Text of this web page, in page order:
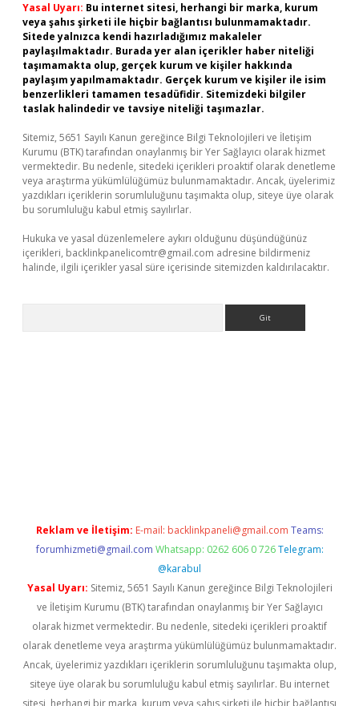
Yasal Uyarı: Bu internet sitesi, herhangi bir marka, kurum
veya şahıs şirketi ile hiçbir bağlantısı bulunmamaktadır.
Sitede yalnızca kendi hazırladığımız makaleler
paylaşılmaktadır. Burada yer alan içerikler haber niteliği
taşımamakta olup, gerçek kurum ve kişiler hakkında
paylaşım yapılmamaktadır. Gerçek kurum ve kişiler ile isim
benzerlikleri tamamen tesadüfidir. Sitemizdeki bilgiler
taslak halindedir ve tavsiye niteliği taşımazlar.
Sitemiz, 5651 Sayılı Kanun gereğince Bilgi Teknolojileri ve İletişim
Kurumu (BTK) tarafından onaylanmış bir Yer Sağlayıcı olarak hizmet
vermektedir. Bu nedenle, sitedeki içerikleri proaktif olarak denetleme
veya araştırma yükümlülüğümüz bulunmamaktadır. Ancak, üyelerimiz
yazdıkları içeriklerin sorumluluğunu taşımakta olup, siteye üye olarak
bu sorumluluğu kabul etmiş sayılırlar.
Hukuka ve yasal düzenlemelere aykırı olduğunu düşündüğünüz
içerikleri, backlinkpanelicomtr@gmail.com adresine bildirmeniz
halinde, ilgili içerikler yasal süre içerisinde sitemizden kaldırılacaktır.
Reklam ve İletişim: E-mail: backlinkpaneli@gmail.com Teams:
forumhizmeti@gmail.com Whatsapp: 0262 606 0 726 Telegram:
@karabul
Yasal Uyarı: Sitemiz, 5651 Sayılı Kanun gereğince Bilgi Teknolojileri
ve İletişim Kurumu (BTK) tarafından onaylanmış bir Yer Sağlayıcı
olarak hizmet vermektedir. Bu nedenle, sitedeki içerikleri proaktif
olarak denetleme veya araştırma yükümlülüğümüz bulunmamaktadır.
Ancak, üyelerimiz yazdıkları içeriklerin sorumluluğunu taşımakta olup,
siteye üye olarak bu sorumluluğu kabul etmiş sayılırlar. Bu internet
sitesi, herhangi bir marka, kurum veya şahıs şirketi ile hiçbir bağlantısı